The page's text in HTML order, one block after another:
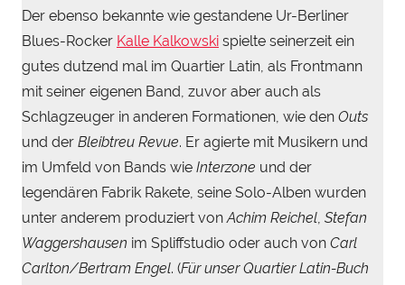
Der ebenso bekannte wie gestandene Ur-Berliner
Blues-Rocker Kalle Kalkowski spielte seinerzeit ein
gutes dutzend mal im Quartier Latin, als Frontmann
mit seiner eigenen Band, zuvor aber auch als
Schlagzeuger in anderen Formationen, wie den Outs
und der Bleibtreu Revue. Er agierte mit Musikern und
im Umfeld von Bands wie Interzone und der
legendären Fabrik Rakete, seine Solo-Alben wurden
unter anderem produziert vonAchim Reichel, Stefan
Waggershausen im Spliffstudio oder auch von Carl
Carlton/Bertram Engel. (Für unser Quartier Latin-Buch